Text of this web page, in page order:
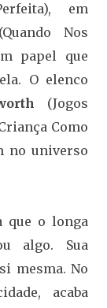
em
Nos
papel que
O elenco
(Jogos
Como
no universo
que o longa
algo. Sua
mesma. No
acaba